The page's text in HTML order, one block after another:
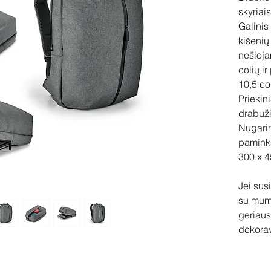
Galinis
colių ir
10,5
300 x
Jei
su